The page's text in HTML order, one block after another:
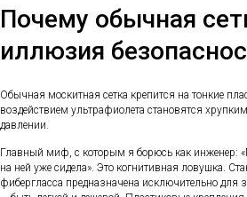
Почему обычная
иллюзия
Обычная москитная сетка крепится на тонкие
воздействием ультрафиолета становятся
давлении.
Главный миф, с которым я борюсь как инженер:
на ней уже сидела». Это когнитивная ловушка.
фибергласса предназначена исключительно для